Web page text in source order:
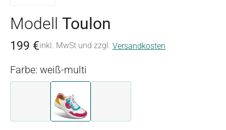
Modell Toulon
199 €inkl. MwSt und zzgl. Versandkosten
Farbe: weiß-multi
braun-beigeweiß-multi